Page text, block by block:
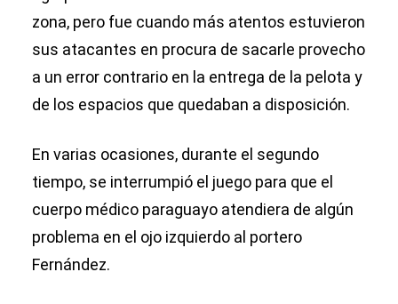
zona, pero fue cuando más atentos estuvieron
sus atacantes en procura de sacarle provecho
a un error contrario en la entrega de la pelota y
de los espacios que quedaban a disposición.
En varias ocasiones, durante el segundo
tiempo, se interrumpió el juego para que el
cuerpo médico paraguayo atendiera de algún
problema en el ojo izquierdo al portero
Fernández.